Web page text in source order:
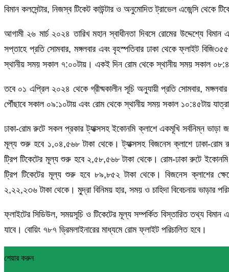
বিমান কলসেন্টার, নিজস্ব টিকেট কাউন্টার ও অনুমোদিত ট্রাভেল এজেন্সি থেকে
আগামী ২৬ মার্চ ২০২৪ তারিখ মহান স্বাধীনতা দিবসে রোমের উদ্দেশ্যে
সপ্তাহে প্রতি সোমবার, মঙ্গলবার এবং বৃহস্পতিবার ঢাকা থেকে ফ্লাইট
স্থানীয় সময় সকাল ৭:০০টায়। একই দিন রোম থেকে স্থানীয় সময় সকাল
তবে ০১ এপ্রিল ২০২৪ থেকে গ্রীষ্মকালীন সূচি অনুযায়ী প্রতি সোমবার,
পৌঁছাবে সকাল ০৯:১০টায় এবং রোম থেকে স্থানীয় সময় সকাল ১০:৪৫টায়
ঢাকা-রোম রুটে সকল প্রকার ট্যাক্সসহ ইকোনমি ক্লাশে একমূখি সর্বনিম্ন ভাড়া
মূল্য শুরু হবে ১,০৪,৫৬৮ টাকা থেকে। ট্যাক্সসহ বিজনেস ক্লাশে ঢাকা-রোম
ট্রিপ টিকেটের মূল্য শুরু হবে ২,৫৮,৫৬৮ টাকা থেকে। রোম-ঢাকা রুটে
ট্রিপ টিকেটের মূল্য শুরু হবে ৮৯,৮৫২ টাকা থেকে। বিজনেস ক্লাশের
২,২২,২৩৬ টাকা থেকে। মু্দ্রা বিনিময় হার, সময় ও চাহিদা বিবেচনায় ভাড়ার
ফ্লাইটের সিডিউল, সময়সূচি ও টিকেটের মূল্য সম্পর্কিত বিস্তারিত তথ্য
যাবে। বোয়িং ৭৮৭ ড্রিমলাইনারের মাধ্যমে রোম ফ্লাইট পরিচালিত হবে।
শেয়ার করুন